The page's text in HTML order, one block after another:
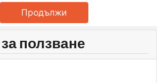
Продължи
ползване